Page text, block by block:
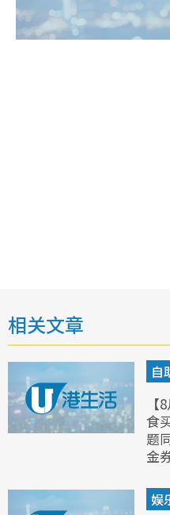
相关文章
自
食
题
金
娱